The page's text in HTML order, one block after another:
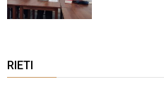
RIETI